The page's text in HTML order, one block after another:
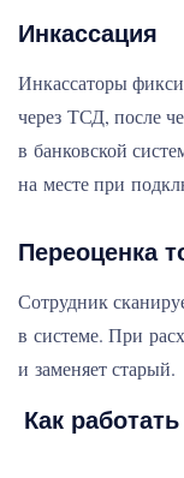
Инкассация
Инкассаторы
через ТСД, после
в банковской
на месте при
Переоценка
Сотрудник
в системе. При
и заменяет старый.
Как